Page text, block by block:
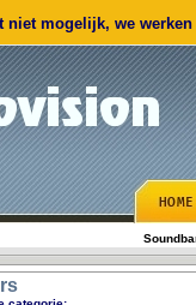
mogelijk, we